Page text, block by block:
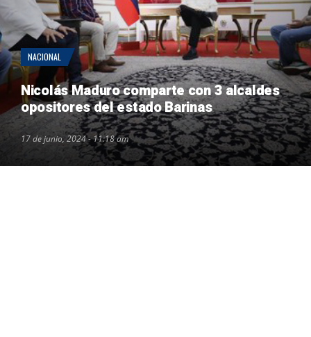
NACIONAL
Nicolás Maduro comparte con 3 alcaldes
opositores del estado Barinas
17 de junio, 2024 - 11:18 am